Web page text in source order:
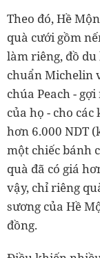
Theo đó, Hề
quà cưới gồm
làm riêng, đồ
chuẩn Michelin
chúa Peach -
của họ - cho
hơn 6.000 NDT
một chiếc bánh
quà đã có giá
vậy, chỉ riêng
sương của Hề
đồng.